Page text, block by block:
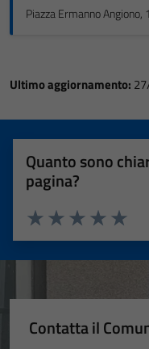
Piazza Ermanno
Ultimo aggiornamento:
Quanto sono
pagina?
Valuta
Valuta 4
Valuta 3 stelle
Valuta 2 stelle su 5
Valuta 1 stelle su 5
Contatta il